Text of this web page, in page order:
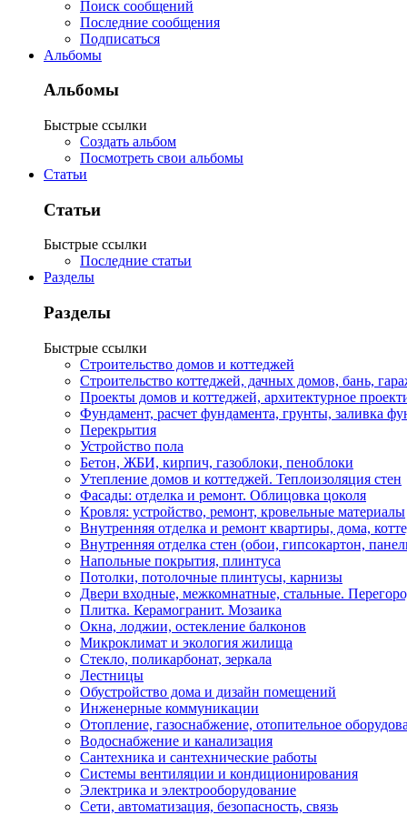
Поиск сообщений
Последние сообщения
Подписаться
Альбомы
Альбомы
Быстрые ссылки
Создать альбом
Посмотреть свои альбомы
Статьи
Статьи
Быстрые ссылки
Последние статьи
Разделы
Разделы
Быстрые ссылки
Строительство домов и коттеджей
Строительство коттеджей, дачных домов, бань,
Проекты домов и коттеджей, архитектурное
Фундамент, расчет фундамента, грунты, заливка
Перекрытия
Устройство пола
Бетон, ЖБИ, кирпич, газоблоки, пеноблоки
Утепление домов и коттеджей. Теплоизоляция стен
Фасады: отделка и ремонт. Облицовка цоколя
Кровля: устройство, ремонт, кровельные материалы
Внутренняя отделка и ремонт квартиры, дома,
Внутренняя отделка стен (обои, гипсокартон,
Напольные покрытия, плинтуса
Потолки, потолочные плинтусы, карнизы
Двери входные, межкомнатные, стальные.
Плитка. Керамогранит. Мозаика
Окна, лоджии, остекление балконов
Микроклимат и экология жилища
Стекло, поликарбонат, зеркала
Лестницы
Обустройство дома и дизайн помещений
Инженерные коммуникации
Отопление, газоснабжение, отопительное
Водоснабжение и канализация
Сантехника и сантехнические работы
Системы вентиляции и кондиционирования
Электрика и электрооборудование
Сети, автоматизация, безопасность, связь